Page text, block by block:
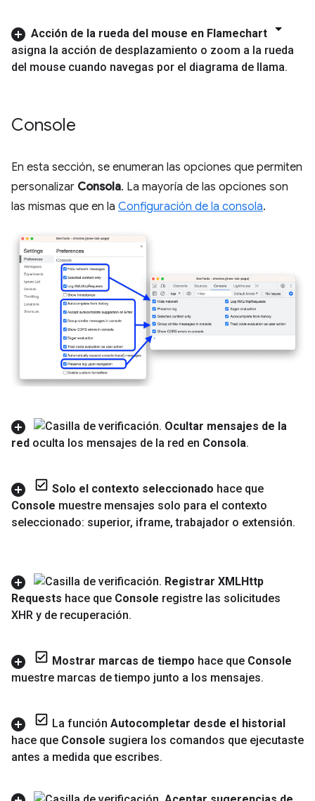
Acción de la rueda del mouse en Flamechart
asigna la acción de desplazamiento o zoom a la rueda
del mouse cuando navegas por el diagrama de llama.
Console
En esta sección, se enumeran las opciones que permiten
personalizar Consola. La mayoría de las opciones son
las mismas que en la Configuración de la consola.
Ocultar mensajes de la
red oculta los mensajes de la red en Consola.
Solo el contexto seleccionado hace que
Console muestre mensajes solo para el contexto
seleccionado: superior, iframe, trabajador o extensión.
Registrar XMLHttp
Requests hace que Console registre las solicitudes
XHR y de recuperación.
Mostrar marcas de tiempo hace que Console
muestre marcas de tiempo junto a los mensajes.
La función Autocompletar desde el historial
hace que Console sugiera los comandos que ejecutaste
antes a medida que escribes.